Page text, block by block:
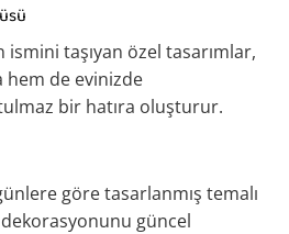
taşıyan özel tasarımlar,
hem de evinizde
bir hatıra oluşturur.
göre tasarlanmış temalı
güncel